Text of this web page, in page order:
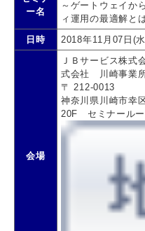
ー名
～ゲートウェイか
ィ運用の最適解と
日時
2018年11月07日(
会場
ＪＢサービス株式
式会社 川崎事業所
〒 212-0013
神奈川県川崎市幸
20F セミナール